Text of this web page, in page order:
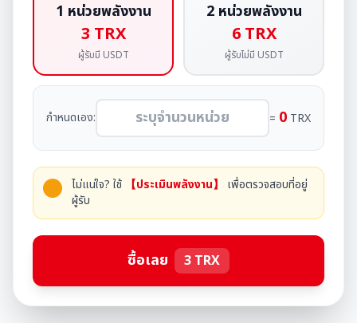
1 หน่วยพลังงาน
3 TRX
ผู้รับมี USDT
2 หน่วยพลังงาน
6 TRX
ผู้รับไม่มี USDT
กำหนดเอง: = 0 TRX
ไม่แน่ใจ? ใช้ 【ประเมินพลังงาน】
เพื่อตรวจสอบที่อยู่
ผู้รับ
ซื้อเลย 3 TRX